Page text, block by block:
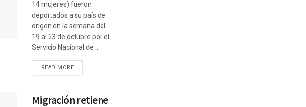
14 mujeres) fueron
deportados a su país de
origen en la semana del
19 al 23 de octubre por el
Servicio Nacional de ...
READ MORE
Migración retiene